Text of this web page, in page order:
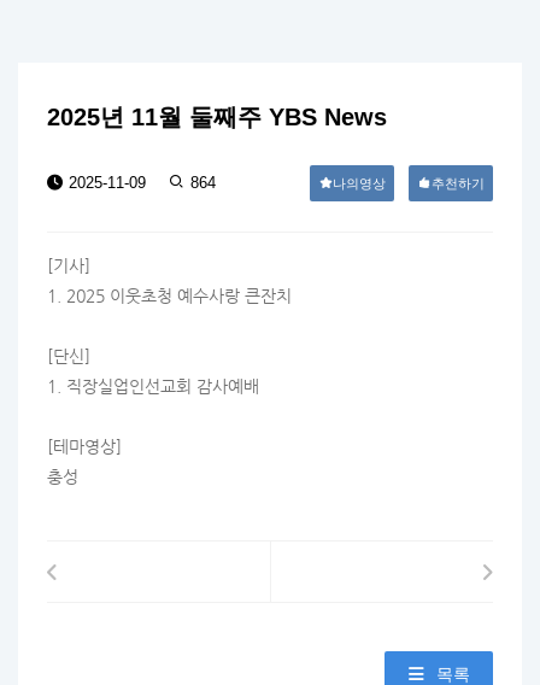
2025년 11월 둘째주 YBS News
2025-11-09 864 나의영상 추천하기
[기사]
1. 2025 이웃초청 예수사랑 큰잔치
[단신]
1. 직장실업인선교회 감사예배
[테마영상]
충성
목록